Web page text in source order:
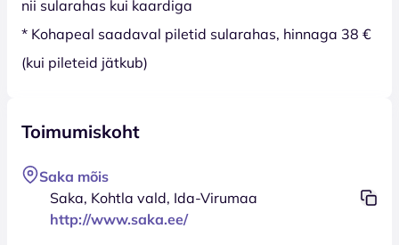
nii sularahas kui kaardiga
* Kohapeal saadaval piletid sularahas, hinnaga 38 €
(kui pileteid jätkub)
Toimumiskoht
Saka mõis
Saka, Kohtla vald, Ida-Virumaa
http://www.saka.ee/